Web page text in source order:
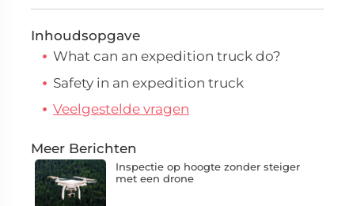
Inhoudsopgave
What can an expedition truck do?
Safety in an expedition truck
Veelgestelde vragen
Meer Berichten
Inspectie op hoogte zonder steiger
met een drone